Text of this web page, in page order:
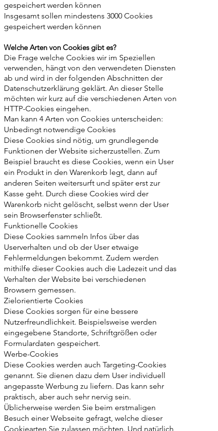
gespeichert werden können
Insgesamt sollen mindestens 3000 Cookies
gespeichert werden können
Welche Arten von Cookies gibt es?
Die Frage welche Cookies wir im Speziellen
verwenden, hängt von den verwendeten Diensten
ab und wird in der folgenden Abschnitten der
Datenschutzerklärung geklärt. An dieser Stelle
möchten wir kurz auf die verschiedenen Arten von
HTTP-Cookies eingehen.
Man kann 4 Arten von Cookies unterscheiden:
Unbedingt notwendige Cookies
Diese Cookies sind nötig, um grundlegende
Funktionen der Website sicherzustellen. Zum
Beispiel braucht es diese Cookies, wenn ein User
ein Produkt in den Warenkorb legt, dann auf
anderen Seiten weitersurft und später erst zur
Kasse geht. Durch diese Cookies wird der
Warenkorb nicht gelöscht, selbst wenn der User
sein Browserfenster schließt.
Funktionelle Cookies
Diese Cookies sammeln Infos über das
Userverhalten und ob der User etwaige
Fehlermeldungen bekommt. Zudem werden
mithilfe dieser Cookies auch die Ladezeit und das
Verhalten der Website bei verschiedenen
Browsern gemessen.
Zielorientierte Cookies
Diese Cookies sorgen für eine bessere
Nutzerfreundlichkeit. Beispielsweise werden
eingegebene Standorte, Schriftgrößen oder
Formulardaten gespeichert.
Werbe-Cookies
Diese Cookies werden auch Targeting-Cookies
genannt. Sie dienen dazu dem User individuell
angepasste Werbung zu liefern. Das kann sehr
praktisch, aber auch sehr nervig sein.
Üblicherweise werden Sie beim erstmaligen
Besuch einer Webseite gefragt, welche dieser
Cookiearten Sie zulassen möchten. Und natürlich